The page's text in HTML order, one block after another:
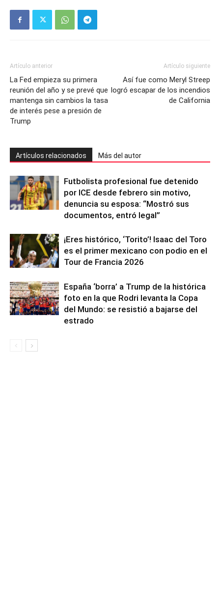
Artículo anterior
La Fed empieza su primera
reunión del año y se prevé que
mantenga sin cambios la tasa
de interés pese a presión de
Trump
Artículo siguiente
Así fue como Meryl Streep
logró escapar de los incendios
de California
Artículos relacionados Más del autor
Futbolista profesional fue detenido
por ICE desde febrero sin motivo,
denuncia su esposa: “Mostró sus
documentos, entró legal”
¡Eres histórico, ‘Torito’! Isaac del Toro
es el primer mexicano con podio en el
Tour de Francia 2026
España ‘borra’ a Trump de la histórica
foto en la que Rodri levanta la Copa
del Mundo: se resistió a bajarse del
estrado